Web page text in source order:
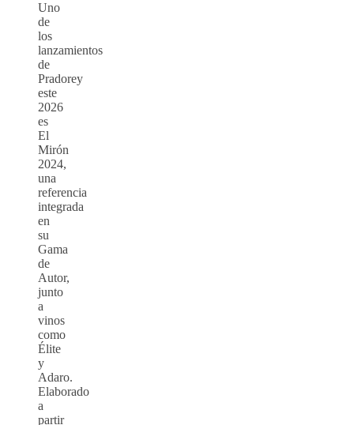
Uno
de
los
lanzamientos
de
Pradorey
este
2026
es
El
Mirón
2024,
una
referencia
integrada
en
su
Gama
de
Autor,
junto
a
vinos
como
Élite
y
Adaro.
Elaborado
a
partir